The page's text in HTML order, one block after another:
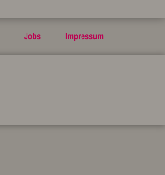
Jobs Impressum